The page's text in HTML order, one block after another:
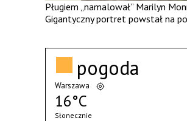
Pługiem „namalował” Marilyn
Gigantyczny portret powstał na
pogoda
Warszawa
16°C
Słonecznie